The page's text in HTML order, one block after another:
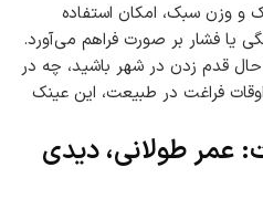
و وزن سبک، امکان استفاده
یا فشار بر صورت فراهم می‌آورد.
قدم زدن در شهر باشید، چه در
فراغت در طبیعت، این عینک
عمر طولانی، دیدی